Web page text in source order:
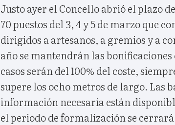
Justo ayer el Concello abrió el plazo
70 puestos del 3, 4 y 5 de marzo que
dirigidos a artesanos, a gremios y a
año se mantendrán las
casos serán del 100% del coste,
supere los ocho metros de largo. Las
información necesaria están
el periodo de formalización se